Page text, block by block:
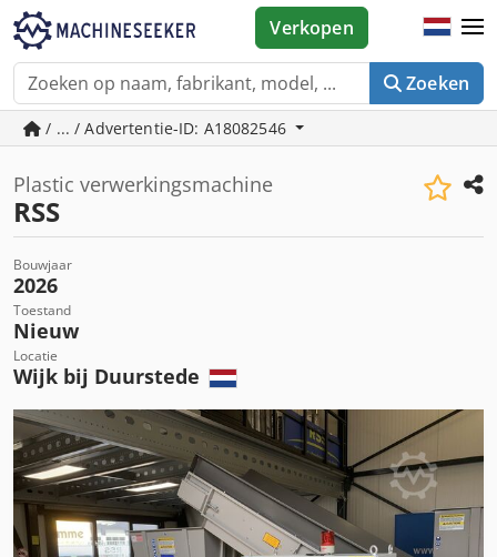
Zoeken
Verkopen
/ ... / Advertentie-ID: A18082546
Plastic verwerkingsmachine
RSS
Bouwjaar
2026
Toestand
Nieuw
Locatie
Wijk bij Duurstede